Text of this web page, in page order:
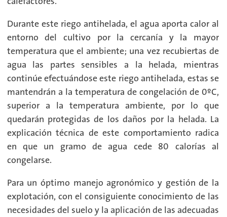
Durante este riego antihelada, el agua aporta calor al
entorno del cultivo por la cercanía y la mayor
temperatura que el ambiente; una vez recubiertas de
agua las partes sensibles a la helada, mientras
continúe efectuándose este riego antihelada, estas se
mantendrán a la temperatura de congelación de 0ºC,
superior a la temperatura ambiente, por lo que
quedarán protegidas de los daños por la helada. La
explicación técnica de este comportamiento radica
en que un gramo de agua cede 80 calorías al
congelarse.
Para un óptimo manejo agronómico y gestión de la
explotación, con el consiguiente conocimiento de las
necesidades del suelo y la aplicación de las adecuadas